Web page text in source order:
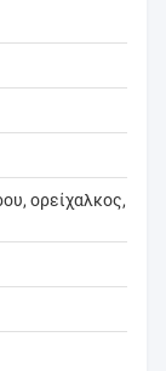
ορείχαλκος,